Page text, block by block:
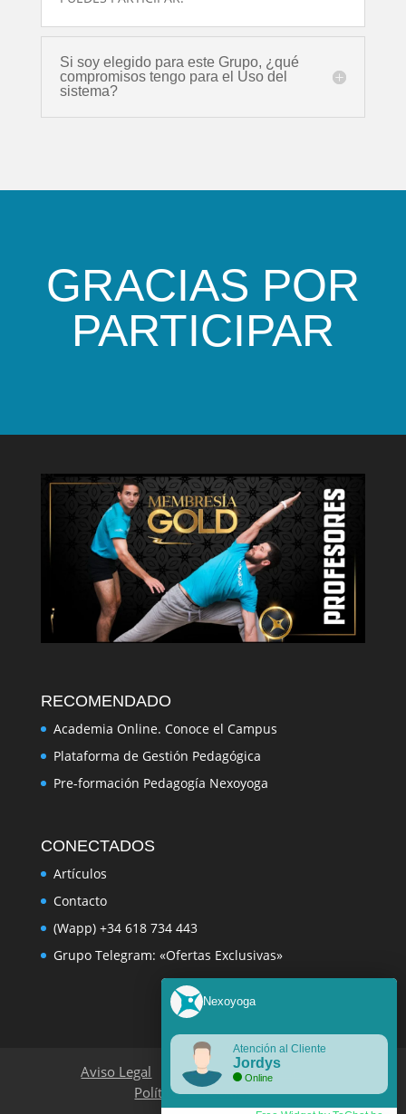
Si soy elegido para este Grupo, ¿qué
compromisos tengo para el Uso del
sistema?
GRACIAS POR
PARTICIPAR
RECOMENDADO
Academia Online. Conoce el Campus
Plataforma de Gestión Pedagógica
Pre-formación Pedagogía Nexoyoga
CONECTADOS
Artículos
Contacto
(Wapp) +34 618 734 443
Grupo Telegram: «Ofertas Exclusivas»
Aviso Legal
Política de Privacidad
Política de Cookies
Nexoyoga
Atención al Cliente
Jordys
Online